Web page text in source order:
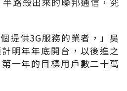
提供3G服務的業者，」吳
明年年底開台，以後進之
一年的目標用戶數二十萬